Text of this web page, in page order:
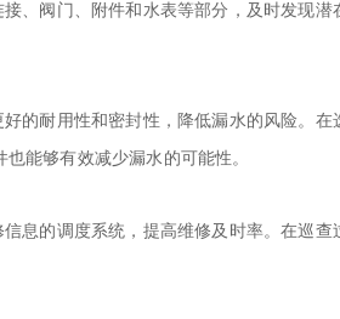
、阀门、附件和水表等部分，及时发现
的耐用性和密封性，降低漏水的风险。
能够有效减少漏水的可能性。
息的调度系统，提高维修及时率。在巡查